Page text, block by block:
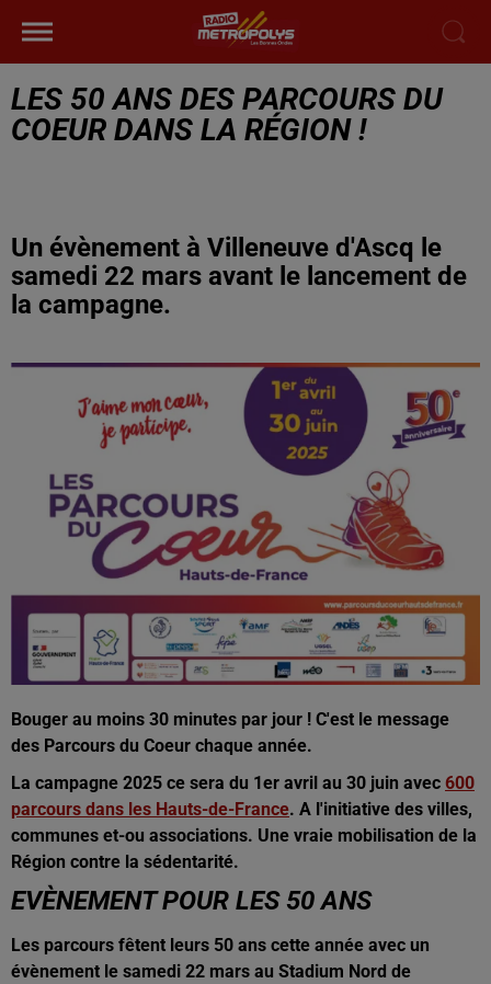
LES 50 ANS DES PARCOURS DU
COEUR DANS LA RÉGION !
Un évènement à Villeneuve d'Ascq le
samedi 22 mars avant le lancement de
la campagne.
Bouger au moins 30 minutes par jour ! C'est le message
des Parcours du Coeur chaque année.
La campagne 2025 ce sera du 1er avril au 30 juin avec 600
parcours dans les Hauts-de-France. A l'initiative des villes,
communes et-ou associations. Une vraie mobilisation de la
Région contre la sédentarité.
EVÈNEMENT POUR LES 50 ANS
Les parcours fêtent leurs 50 ans cette année avec un
évènement le samedi 22 mars au Stadium Nord de